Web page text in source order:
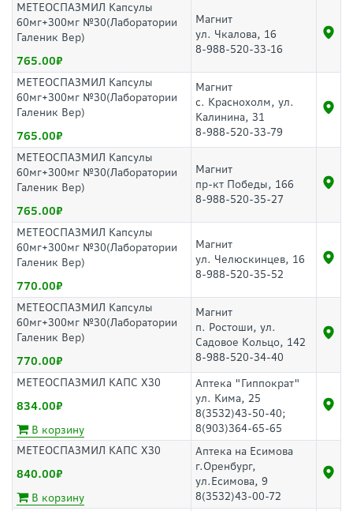
МЕТЕОСПАЗМИЛ Капсулы
60мг+300мг №30(Лаборатории
Галеник Вер)
765.00
Магнит
ул. Чкалова, 16
8-988-520-33-16
МЕТЕОСПАЗМИЛ Капсулы
60мг+300мг №30(Лаборатории
Галеник Вер)
765.00
Магнит
с. Краснохолм, ул.
Калинина, 31
8-988-520-33-79
МЕТЕОСПАЗМИЛ Капсулы
60мг+300мг №30(Лаборатории
Галеник Вер)
765.00
Магнит
пр-кт Победы, 166
8-988-520-35-27
МЕТЕОСПАЗМИЛ Капсулы
60мг+300мг №30(Лаборатории
Галеник Вер)
770.00
Магнит
ул. Челюскинцев, 16
8-988-520-35-52
МЕТЕОСПАЗМИЛ Капсулы
60мг+300мг №30(Лаборатории
Галеник Вер)
770.00
Магнит
п. Ростоши, ул.
Садовое Кольцо, 142
8-988-520-34-40
МЕТЕОСПАЗМИЛ КАПС Х30
834.00
В корзину
Аптека "Гиппократ"
ул. Кима, 25
8(3532)43-50-40;
8(903)364-65-65
МЕТЕОСПАЗМИЛ КАПС Х30
840.00
В корзину
Аптека на Есимова
г.Оренбург,
ул.Есимова, 9
8(3532)43-00-72